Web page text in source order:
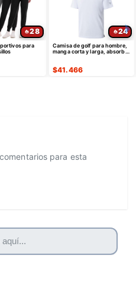
28
para
24
Camisa de golf para hombre,
manga corta y larga, absorbe
$41.466
para esta